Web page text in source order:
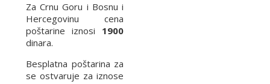
Za Crnu Goru i Bosnu i
Hercegovinu cena
poštarine iznosi 1900
dinara.
Besplatna poštarina za
se ostvaruje za iznose